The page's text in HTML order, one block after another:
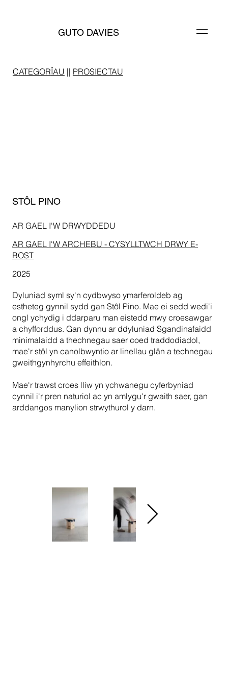
GUTO DAVIES
STÔL PINO
AR GAEL I'W DRWYDDEDU
AR GAEL I'W ARCHEBU - CYSYLLTWCH DRWY E-
BOST
2025
Dyluniad syml sy'n cydbwyso ymarferoldeb ag
estheteg gynnil sydd gan Stôl Pino. Mae ei sedd wedi'i
ongl ychydig i ddarparu man eistedd mwy croesawgar
a chyfforddus. Gan dynnu ar ddyluniad Sgandinafaidd
minimalaidd a thechnegau saer coed traddodiadol,
mae'r stôl yn canolbwyntio ar linellau glân a technegau
gweithgynhyrchu effeithlon.
Mae'r trawst croes lliw yn ychwanegu cyferbyniad
cynnil i'r pren naturiol ac yn amlygu'r gwaith saer, gan
arddangos manylion strwythurol y darn.
IMG_1984_2
CATEGORÏAU || PROSIECTAU